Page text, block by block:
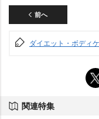
前へ
ダイエット・ボディ
関連特集